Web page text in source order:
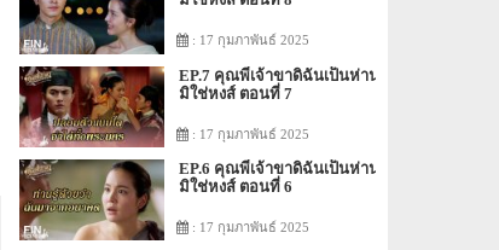
: 17 กุมภาพันธ์ 2025
EP.7 คุณพี่เจ้าขาดิฉันเป็นห่าน
มิใช่หงส์ ตอนที่ 7
: 17 กุมภาพันธ์ 2025
EP.6 คุณพี่เจ้าขาดิฉันเป็นห่าน
มิใช่หงส์ ตอนที่ 6
: 17 กุมภาพันธ์ 2025